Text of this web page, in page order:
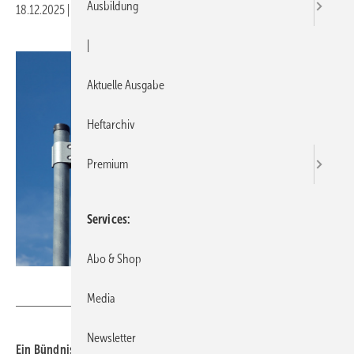
18.12.2025 Druckvorschau
Ein Bündnis plädiert dafür, die Förde­rung nach der Kälte-Klima-
Ausbildung
Aktuelle Ausgabe
Heftarchiv
Premium
Services
Abo & Shop
Media
Newsletter